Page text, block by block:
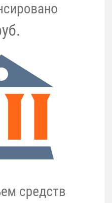
средств